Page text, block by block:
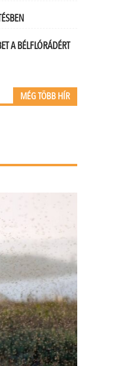
A BÉLFLÓRÁDÉRT
MÉG TÖBB HÍR